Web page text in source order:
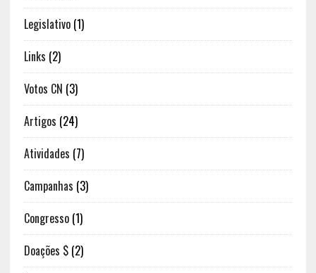
Legislativo(1)
Links (2)
Votos CN (3)
Artigos (24)
Atividades (7)
Campanhas (3)
Congresso(1)
Doações $(2)